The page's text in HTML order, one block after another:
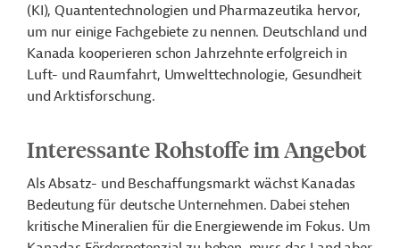
(KI), Quantentechnologien und Pharmazeutika hervor,
um nur einige Fachgebiete zu nennen. Deutschland und
Kanada kooperieren schon Jahrzehnte erfolgreich in
Luft- und Raumfahrt, Umwelttechnologie, Gesundheit
und Arktisforschung.
Interessante Rohstoffe im Angebot
Als Absatz- und Beschaffungsmarkt wächst Kanadas
Bedeutung für deutsche Unternehmen. Dabei stehen
kritische Mineralien für die Energiewende im Fokus. Um